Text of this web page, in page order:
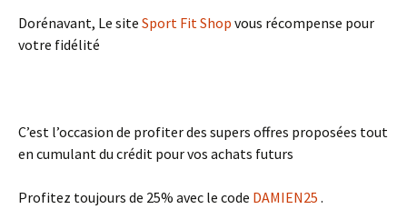
Dorénavant, Le site Sport Fit Shop vous récompense pour
votre fidélité
C’est l’occasion de profiter des supers offres proposées tout
en cumulant du crédit pour vos achats futurs
Profitez toujours de 25% avec le code DAMIEN25 .